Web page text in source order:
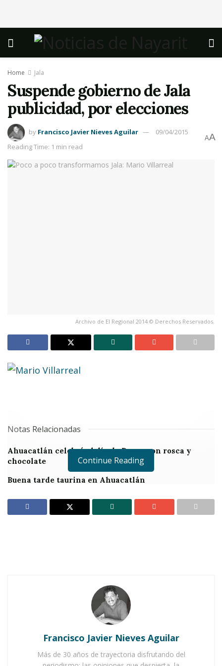
Home Jala
Suspende gobierno de Jala
publicidad, por elecciones
by Francisco Javier Nieves Aguilar
09/04/2015
Reading Time: 1 min read
AA
Archivo de El Regional 2014 © Derechos Reservados.
Notas Relacionadas
Ahuacatlán celebrá el día de Reyes con rosca y
chocolate
Buena tarde taurina en Ahuacatlán
Continue Reading
Francisco Javier Nieves Aguilar
Más de 30 años de trayectoria disfrutando del